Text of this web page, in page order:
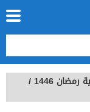
امساكية رمضان 1446 /